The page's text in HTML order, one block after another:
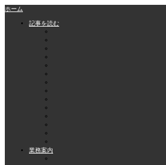
ホーム
記事を読む
業務案内